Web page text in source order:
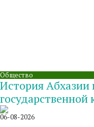
Общество
История Абхазии
06-08-2026